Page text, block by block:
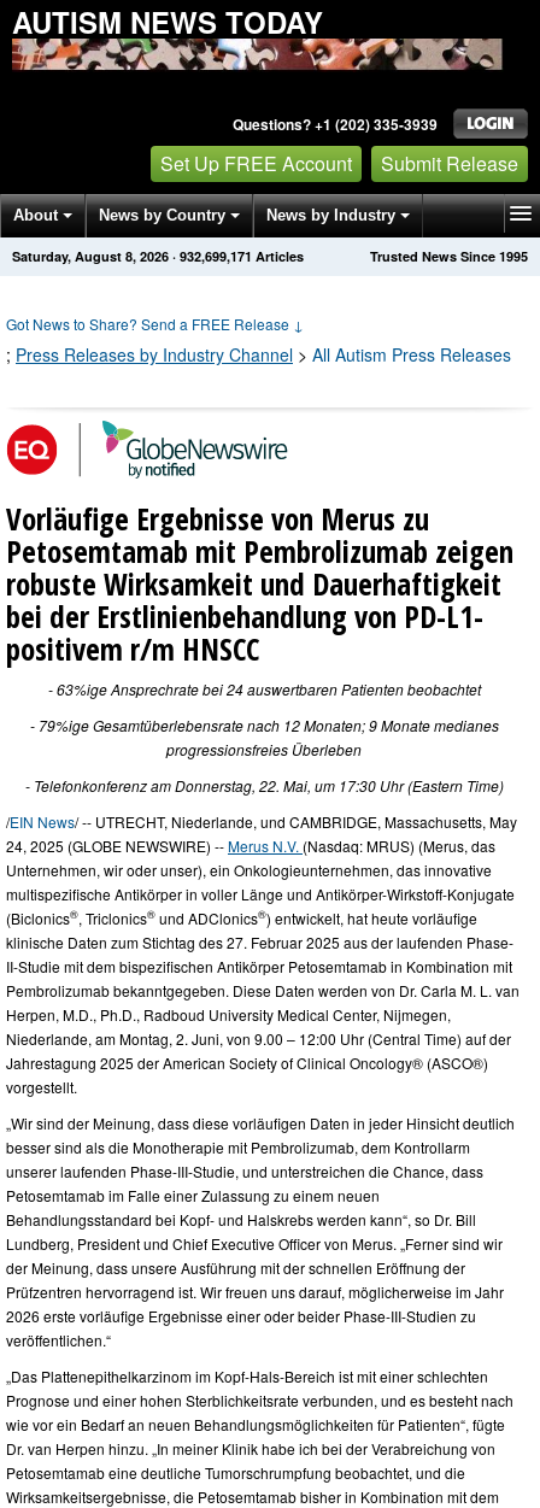
AUTISM NEWS TODAY
Questions? +1 (202) 335-3939
Set Up FREE Account Submit Release
About News by Country News by Industry
Get News Alerts Press Releases Trusted News Since 1995
Saturday, August 8, 2026 · 932,699,171 Articles
Got News to Share? Send a FREE Release ↓
; Press Releases by Industry Channel > All Autism Press Releases
Vorläufige Ergebnisse von Merus zu
Petosemtamab mit Pembrolizumab zeigen
robuste Wirksamkeit und Dauerhaftigkeit
bei der Erstlinienbehandlung von PD-L1-
positivem r/m HNSCC
- 63%ige Ansprechrate bei 24 auswertbaren Patienten beobachtet
- 79%ige Gesamtüberlebensrate nach 12 Monaten; 9 Monate medianes
progressionsfreies Überleben
- Telefonkonferenz am Donnerstag, 22. Mai, um 17:30 Uhr (Eastern Time)
/EIN News/ -- UTRECHT, Niederlande, und CAMBRIDGE, Massachusetts, May
24, 2025 (GLOBE NEWSWIRE) --Merus N.V. (Nasdaq: MRUS) (Merus, das
Unternehmen, wir oder unser), ein Onkologieunternehmen, das innovative
multispezifische Antikörper in voller Länge und Antikörper-Wirkstoff-Konjugate
(Biclonics®, Triclonics® und ADClonics®) entwickelt, hat heute vorläufige
klinische Daten zum Stichtag des 27. Februar 2025 aus der laufenden Phase-
II-Studie mit dem bispezifischen Antikörper Petosemtamab in Kombination mit
Pembrolizumab bekanntgegeben. Diese Daten werden von Dr. Carla M. L. van
Herpen, M.D., Ph.D., Radboud University Medical Center, Nijmegen,
Niederlande, am Montag, 2. Juni, von 9.00 – 12:00 Uhr (Central Time) auf der
Jahrestagung 2025 der American Society of Clinical Oncology® (ASCO®)
vorgestellt.
„Wir sind der Meinung, dass diese vorläufigen Daten in jeder Hinsicht deutlich
besser sind als die Monotherapie mit Pembrolizumab, dem Kontrollarm
unserer laufenden Phase-III-Studie, und unterstreichen die Chance, dass
Petosemtamab im Falle einer Zulassung zu einem neuen
Behandlungsstandard bei Kopf- und Halskrebs werden kann“, so Dr. Bill
Lundberg, President und Chief Executive Officer von Merus. „Ferner sind wir
der Meinung, dass unsere Ausführung mit der schnellen Eröffnung der
Prüfzentren hervorragend ist. Wir freuen uns darauf, möglicherweise im Jahr
2026 erste vorläufige Ergebnisse einer oder beider Phase-III-Studien zu
veröffentlichen.“
„Das Plattenepithelkarzinom im Kopf-Hals-Bereich ist mit einer schlechten
Prognose und einer hohen Sterblichkeitsrate verbunden, und es besteht nach
wie vor ein Bedarf an neuen Behandlungsmöglichkeiten für Patienten“, fügte
Dr. van Herpen hinzu. „In meiner Klinik habe ich bei der Verabreichung von
Petosemtamab eine deutliche Tumorschrumpfung beobachtet, und die
Wirksamkeitsergebnisse, die Petosemtamab bisher in Kombination mit dem